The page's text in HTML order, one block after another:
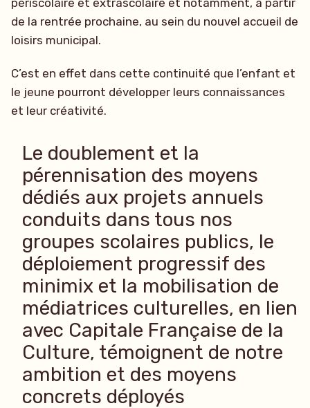
de la rentrée prochaine, au sein du nouvel accueil de
loisirs municipal.
C’est en effet dans cette continuité que l’enfant et
le jeune pourront développer leurs connaissances
et leur créativité.
Le doublement et la
pérennisation des moyens
dédiés aux projets annuels
conduits dans tous nos
groupes scolaires publics, le
déploiement progressif des
minimix et la mobilisation de
médiatrices culturelles, en lien
avec Capitale Française de la
Culture, témoignent de notre
ambition et des moyens
concrets déployés